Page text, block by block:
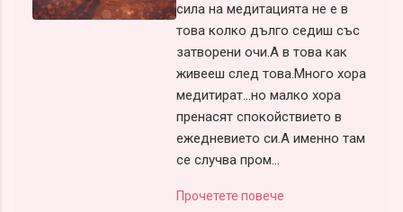
сила на медитацията не е в
това колко дълго седиш със
затворени очи.А в това как
живееш след това.Много хора
медитират…но малко хора
пренасят спокойствието в
ежедневието си.А именно там
се случва пром...
Прочетете повече